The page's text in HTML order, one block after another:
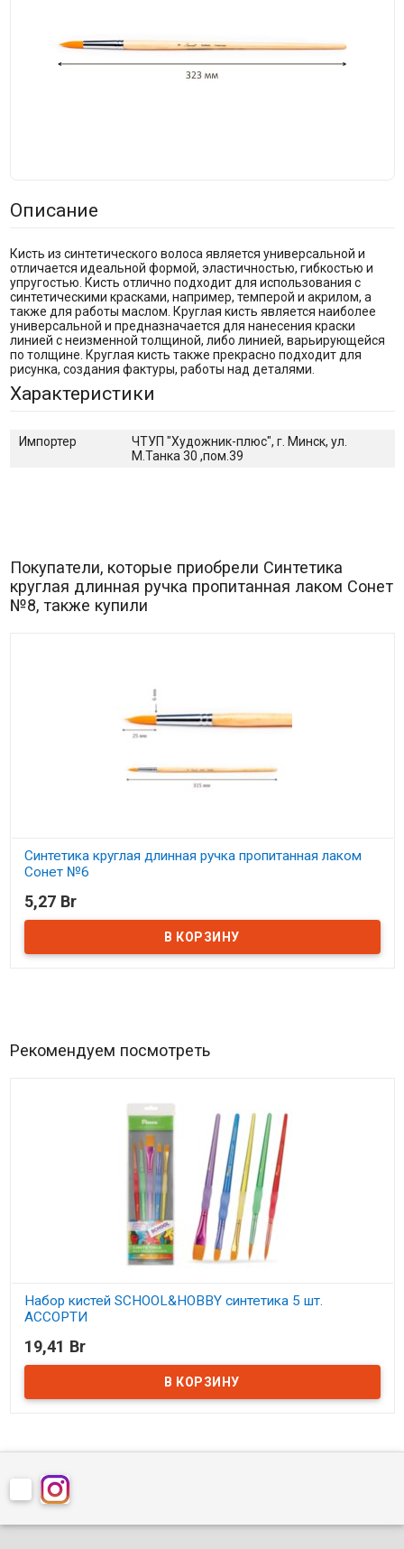
Описание
Кисть из синтетического волоса является универсальной и
отличается идеальной формой, эластичностью, гибкостью и
упругостью. Кисть отлично подходит для использования с
синтетическими красками, например, темперой и акрилом, а
также для работы маслом. Круглая кисть является наиболее
универсальной и предназначается для нанесения краски
линией с неизменной толщиной, либо линией, варьирующейся
по толщине. Круглая кисть также прекрасно подходит для
рисунка, создания фактуры, работы над деталями.
Характеристики
Импортер
ЧТУП "Художник-плюс", г. Минск, ул.
М.Танка 30 ,пом.39
Покупатели, которые приобрели Синтетика
круглая длинная ручка пропитанная лаком Сонет
№8, также купили
Синтетика круглая длинная ручка пропитанная лаком
Сонет №6
В наличии
5,27 Br
Рекомендуем посмотреть
Набор кистей SCHOOL&HOBBY синтетика 5 шт.
АССОРТИ
В наличии
19,41 Br